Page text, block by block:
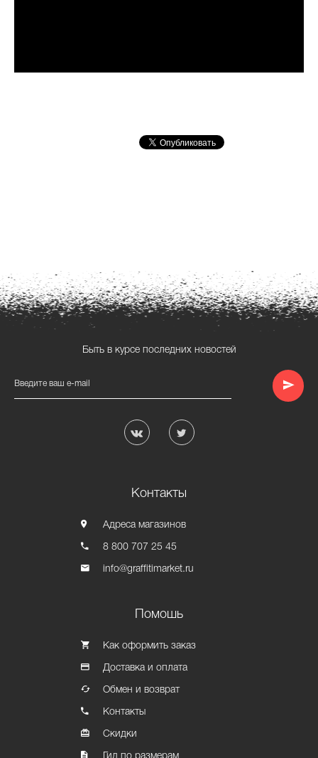
Быть в курсе последних новостей
Введите ваш e-mail
Контакты
Адреса магазинов
8 800 707 25 45
info@graffitimarket.ru
Помошь
Как оформить заказ
Доставка и оплата
Обмен и возврат
Контакты
Скидки